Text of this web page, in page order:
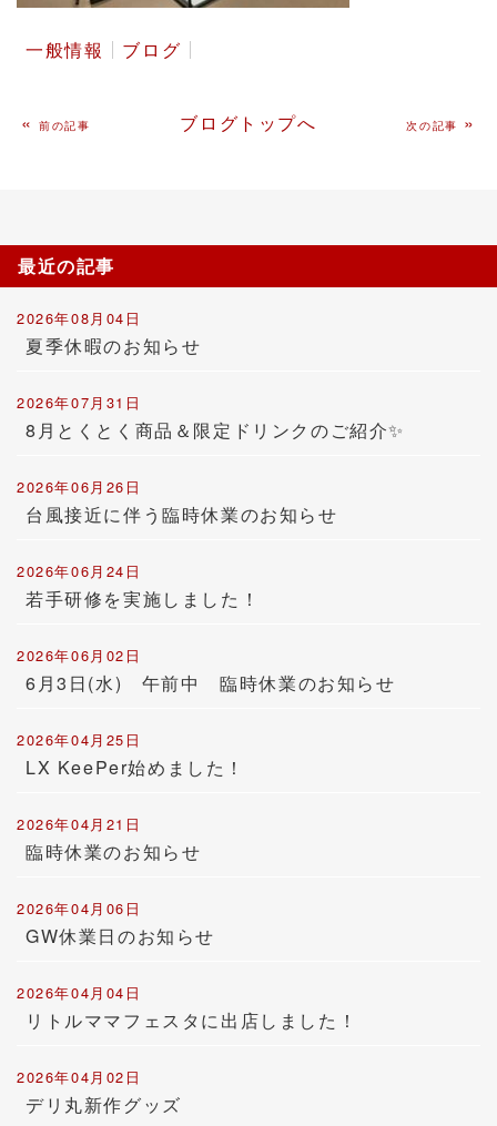
一般情報 ブログ
«前の記事 ブログトップへ 次の記事 »
最近の記事
2026年08月04日
夏季休暇のお知らせ
2026年07月31日
8月とくとく商品＆限定ドリンクのご紹介✨
2026年06月26日
台風接近に伴う臨時休業のお知らせ
2026年06月24日
若手研修を実施しました！
2026年06月02日
6月3日(水) 午前中 臨時休業のお知らせ
2026年04月25日
LX KeePer始めました！
2026年04月21日
臨時休業のお知らせ
2026年04月06日
GW休業日のお知らせ
2026年04月04日
リトルママフェスタに出店しました！
2026年04月02日
デリ丸新作グッズ